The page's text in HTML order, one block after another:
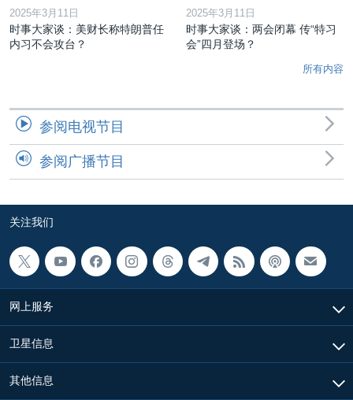
2025年3月11日
时事大家谈：美财长称特朗普任
内习不会攻台？
2025年3月11日
时事大家谈：两会闭幕 传“特习
会”四月登场？
所有内容
参阅电视节目
参阅广播节目
关注我们
网上服务
卫星信息
其他信息